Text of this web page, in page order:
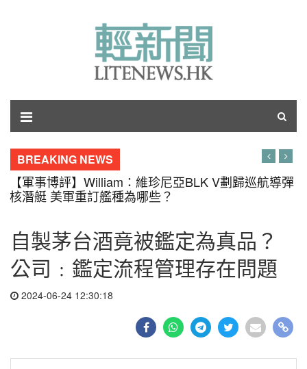
BREAKING NEWS
【軍事博評】William：維珍尼亞BLK V劃歸巡航導彈
核潛艇 美軍重訂艦種為哪些？
自製茅台酒竟被鑑定為真品？
公司﹕鑑定流程管理存在問題
2024-06-24 12:30:18